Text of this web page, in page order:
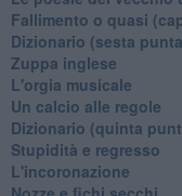
Fallimento o quasi
Dizionario (sesta
Zuppa inglese
L'orgia musicale
Un calcio alle regole
Dizionario (quinta
Stupidità e regresso
L'incoronazione